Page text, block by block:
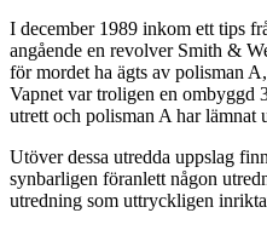
I december 1989 inkom ett tips
angående en revolver Smith &
för mordet ha ägts av polisman
Vapnet var troligen en ombyggd
utrett och polisman A har lämnat
Utöver dessa utredda uppslag
synbarligen föranlett någon
utredning som uttryckligen